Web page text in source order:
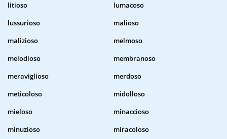
litioso
lumacoso
lussurioso
malioso
malizioso
melmoso
melodioso
membranoso
meraviglioso
merdoso
meticoloso
midolloso
mieloso
minaccioso
minuzioso
miracoloso